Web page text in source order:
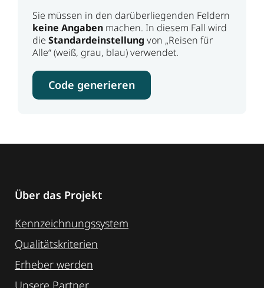
Sie müssen in den darüberliegenden Feldern
keine Angaben machen. In diesem Fall wird
die Standardeinstellung von „Reisen für
Alle“ (weiß, grau, blau) verwendet.
Code generieren Erstellt den
Über das Projekt
Kennzeichnungssystem
Qualitätskriterien
Erheber werden